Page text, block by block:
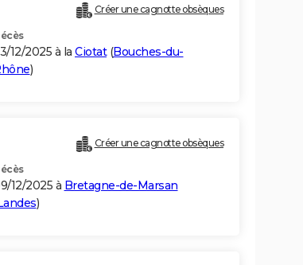
Créer une cagnotte obsèques
12/2025 à la Ciotat(Bouches-du-
)
Créer une cagnotte obsèques
12/2025 à Bretagne-de-Marsan
)